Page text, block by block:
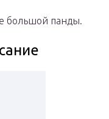
большой панды.